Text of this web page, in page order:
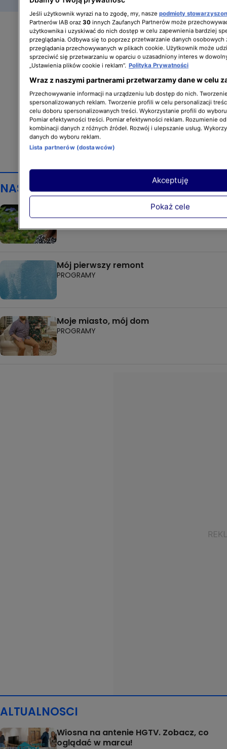
NASZE PROGRAMY
PROGRAMY
Mój pierwszy remont
PROGRAMY
Moje miasto, mój dom
PROGRAMY
ALTUALNOSCI
Wiosna na antenie HGTV. Zobacz, co
oglądać w marcu!
Jeśli użytkownik wyrazi na to zgodę, my, nasze podmioty
Partnerów IAB oraz 30 innych Zaufanych Partnerów może
użytkownika i uzyskiwać do nich dostęp w celu zapewnienia bardziej
przeglądania. Odbywa się to poprzez przetwarzanie danych osobowych
przeglądania przechowywanych w plikach cookie. Użytkownik może
sprzeciwić się przetwarzaniu w oparciu o uzasadniony interes w
„Ustawienia plików cookie i reklam”. Polityka Prywatności
Wraz z naszymi partnerami przetwarzamy dane w celu
Przechowywanie informacji na urządzeniu lub dostęp do nich.
spersonalizowanych reklam. Tworzenie profili w celu personalizacji
celu doboru spersonalizowanych treści. Wykorzystanie profili do
Pomiar efektywności treści. Pomiar efektywności reklam. Rozumienie
kombinacji danych z różnych źródeł. Rozwój i ulepszanie usług.
danych do wyboru reklam.
Lista partnerów (dostawców)
Pokaż cele
Akceptuję